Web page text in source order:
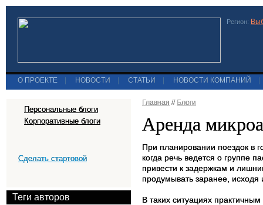
Регион:
О ПРОЕКТЕ НОВОСТИ СТАТЬИ НОВОСТИ КОМПАНИЙ
Персональные блоги
Корпоративные блоги
Сделать стартовой
Теги авторов
Главная // Блоги
Аренда
При планировании поездок в
когда речь ведется о группе
привести к задержкам и
продумывать заранее, исходя
В таких ситуациях